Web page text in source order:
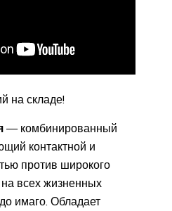
на складе!
— комбинированный
контактной и
против широкого
всех жизненных
имаго. Обладает